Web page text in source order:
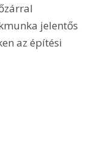
jelentős
az építési